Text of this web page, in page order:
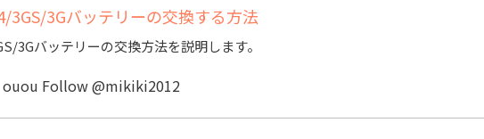
3Gバッテリーの交換する方法
3Gバッテリーの交換方法を説明します。
ouou Follow @mikiki2012